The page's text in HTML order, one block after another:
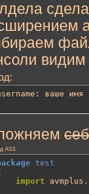
видим
ваше имя
AS3:
test
import